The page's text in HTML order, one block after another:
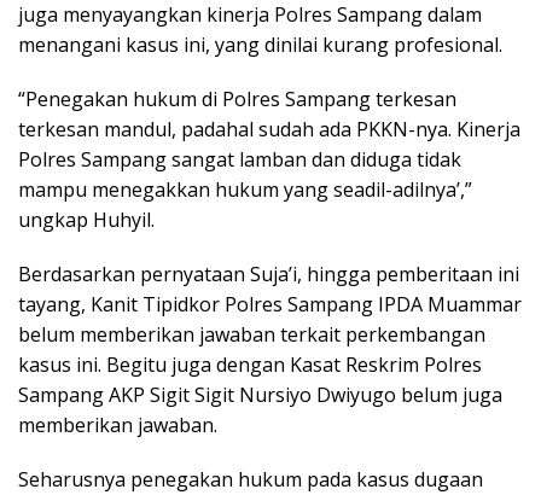
juga menyayangkan kinerja Polres Sampang dalam
menangani kasus ini, yang dinilai kurang profesional.
“Penegakan hukum di Polres Sampang terkesan
terkesan mandul, padahal sudah ada PKKN-nya. Kinerja
Polres Sampang sangat lamban dan diduga tidak
mampu menegakkan hukum yang seadil-adilnya’,”
ungkap Huhyil.
Berdasarkan pernyataan Suja’i, hingga pemberitaan ini
tayang, Kanit Tipidkor Polres Sampang IPDA Muammar
belum memberikan jawaban terkait perkembangan
kasus ini. Begitu juga dengan Kasat Reskrim Polres
Sampang AKP Sigit Sigit Nursiyo Dwiyugo belum juga
memberikan jawaban.
Seharusnya penegakan hukum pada kasus dugaan